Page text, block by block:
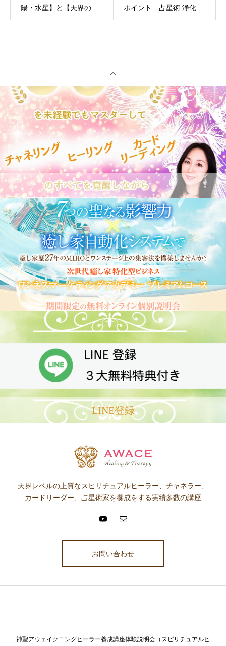
陽・水星】と【天界のメ
ポイント 占星術 浄化＆
LINE登録
天界レベルの上質なスピリチュアルヒーラー、チャネラー、
カードリーダー、占星術家を養成をする実績多数の講座
お問い合わせ
神聖アウェイクニングヒーラー養成講座体験説明会（スピリチュアルヒ